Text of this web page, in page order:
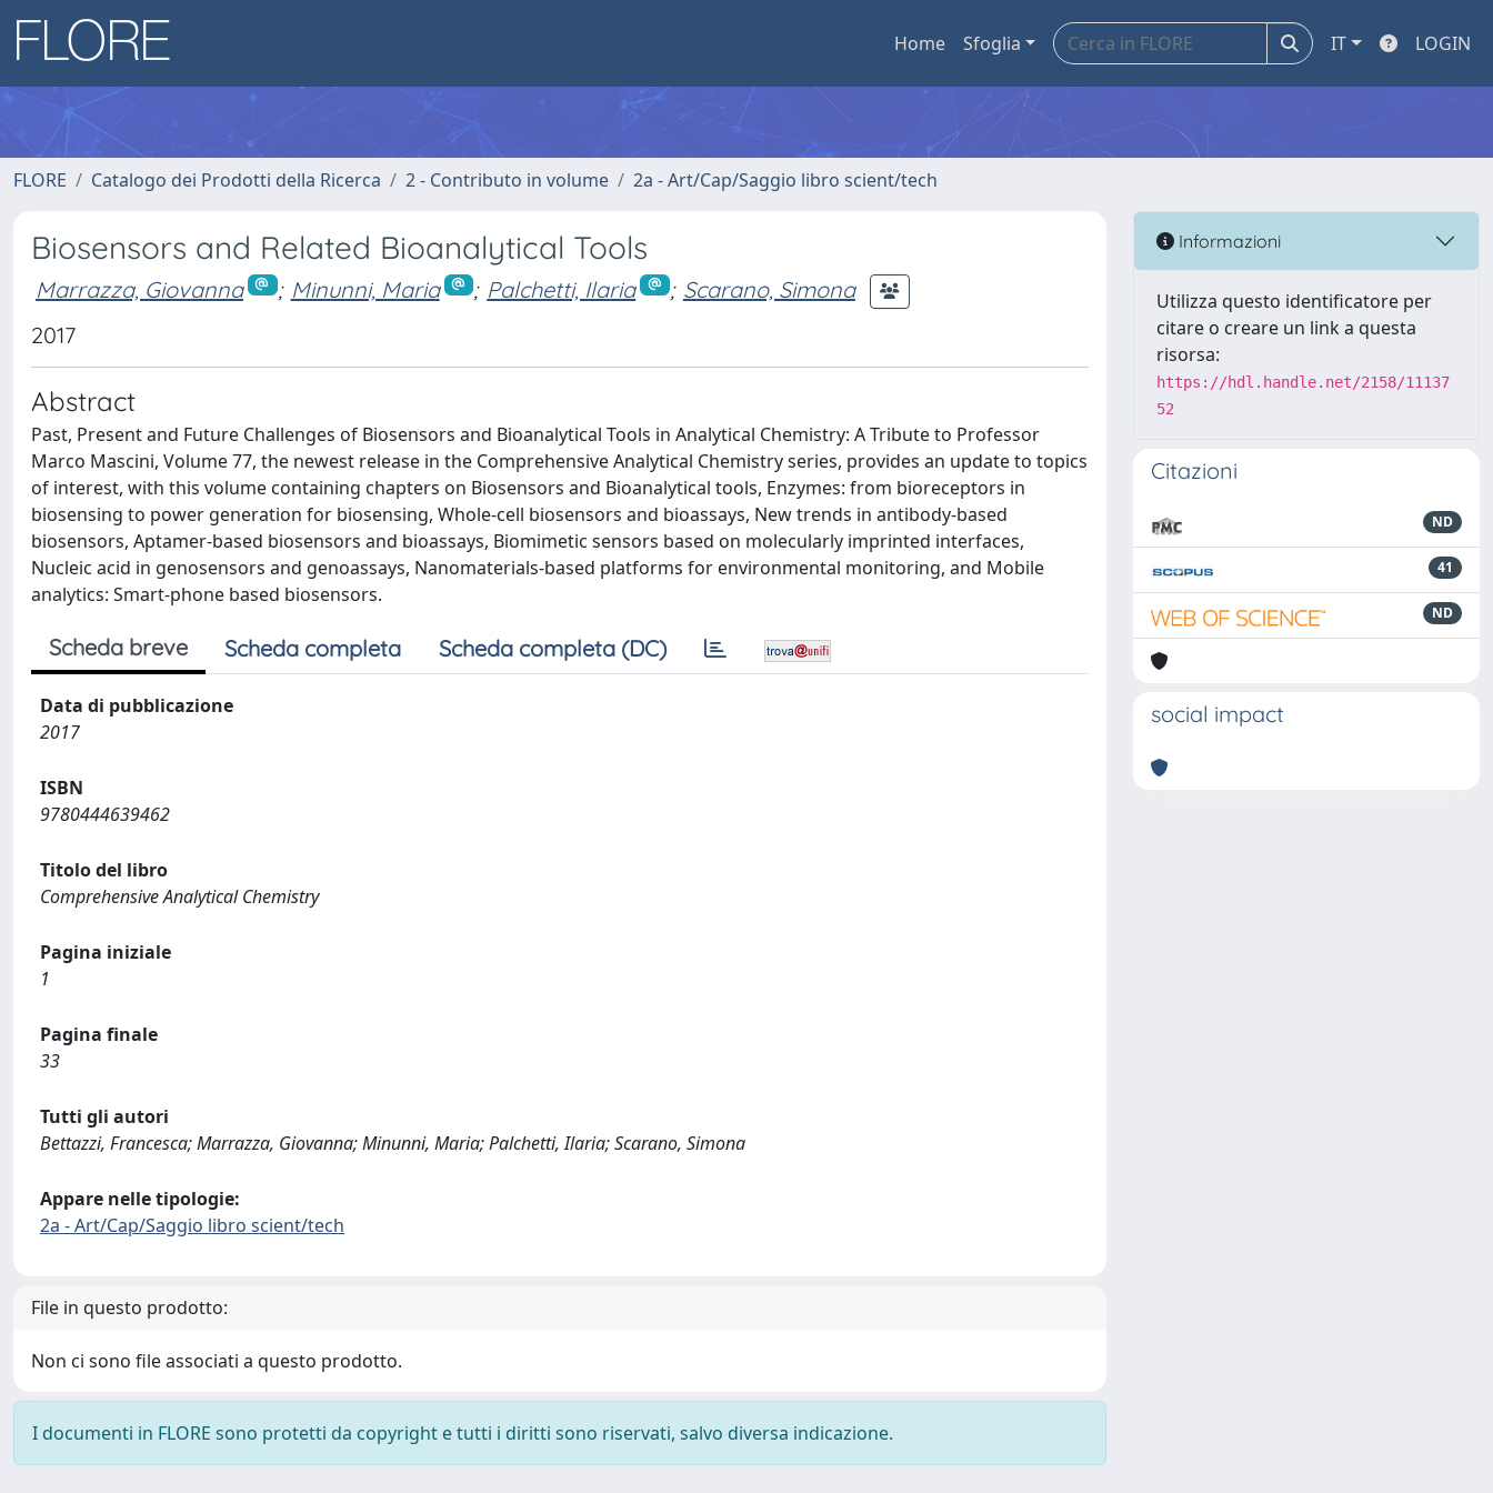
Home Sfoglia IT LOGIN
FLORE Catalogo dei Prodotti della Ricerca 2 - Contributo in volume 2a - Art/Cap/Saggio libro scient/tech
Biosensors and Related Bioanalytical Tools
Marrazza, Giovanna ; Minunni, Maria ; Palchetti, Ilaria ; Scarano, Simona
2017
Abstract
Past, Present and Future Challenges of Biosensors and Bioanalytical Tools in Analytical Chemistry: A Tribute to Professor
Marco Mascini, Volume 77, the newest release in the Comprehensive Analytical Chemistry series, provides an update to topics
of interest, with this volume containing chapters on Biosensors and Bioanalytical tools, Enzymes: from bioreceptors in
biosensing to power generation for biosensing, Whole-cell biosensors and bioassays, New trends in antibody-based
biosensors, Aptamer-based biosensors and bioassays, Biomimetic sensors based on molecularly imprinted interfaces,
Nucleic acid in genosensors and genoassays, Nanomaterials-based platforms for environmental monitoring, and Mobile
analytics: Smart-phone based biosensors.
Scheda breve Scheda completa Scheda completa (DC)
Data di pubblicazione
2017
ISBN
9780444639462
Titolo del libro
Comprehensive Analytical Chemistry
Pagina iniziale
1
Pagina finale
33
Tutti gli autori
Bettazzi, Francesca; Marrazza, Giovanna; Minunni, Maria; Palchetti, Ilaria; Scarano, Simona
Appare nelle tipologie:
2a - Art/Cap/Saggio libro scient/tech
File in questo prodotto:
Non ci sono file associati a questo prodotto.
I documenti in FLORE sono protetti da copyright e tutti i diritti sono riservati, salvo diversa indicazione.
Informazioni
Utilizza questo identificatore per
citare o creare un link a questa
risorsa:
https://hdl.handle.net/2158/11137
52
Citazioni
ND
41
ND
social impact